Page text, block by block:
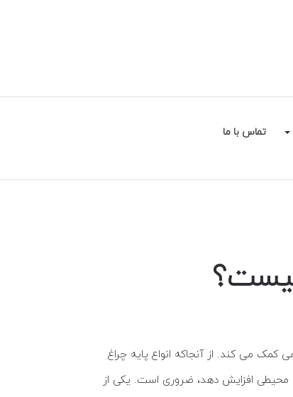
تماس با ما
کمک می کند. از آنجاکه انواع پایه چراغ
محیطی افزایش دهد، ضروری است. یکی از